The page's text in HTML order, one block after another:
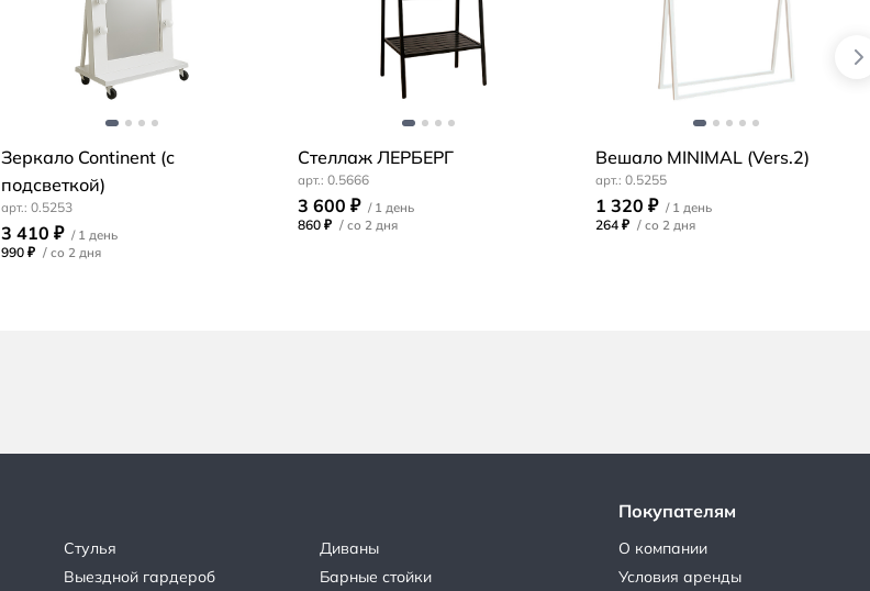
Зеркало Continent (с
подсветкой)
0.5253
3 410 ₽
990 ₽ /
Стеллаж ЛЕРБЕРГ
0.5666
3 600 ₽
860 ₽ /
Вешало MINIMAL (Vers.2)
0.5255
1 320 ₽
264 ₽ /
Стулья
Диваны
Выездной гардероб Барные стойки
Покупателям
О компании
Условия аренды